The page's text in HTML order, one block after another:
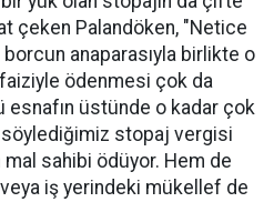
çeken Palandöken, "Netice
anaparasıyla birlikte o
ödenmesi çok da
esnafın üstünde o kadar çok
söylediğimiz stopaj vergisi
sahibi ödüyor. Hem de
iş yerindeki mükellef de